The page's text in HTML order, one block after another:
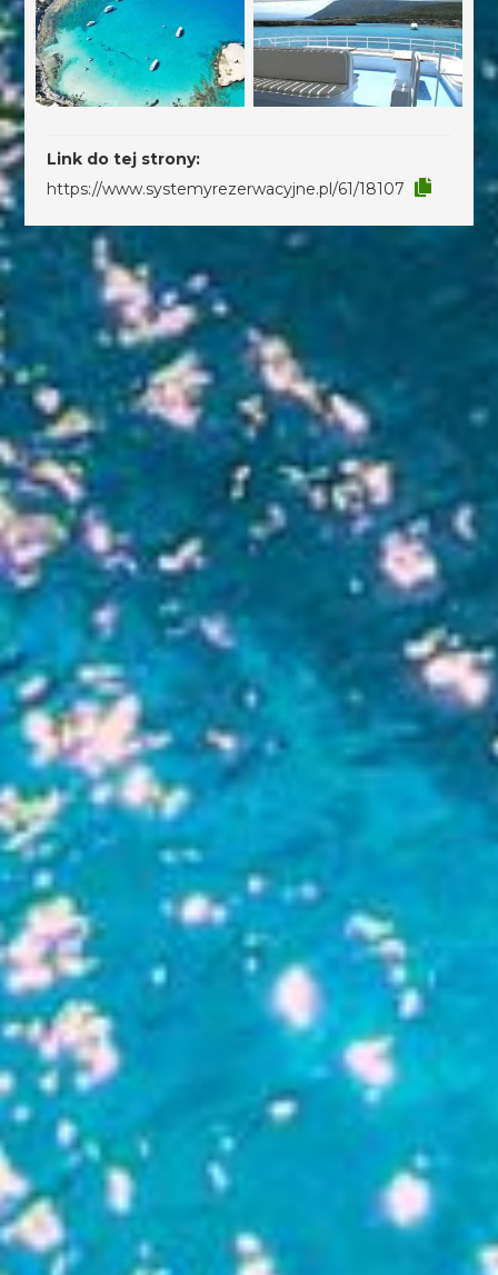
Link do tej strony:
https://www.systemyrezerwacyjne.pl/61/18107